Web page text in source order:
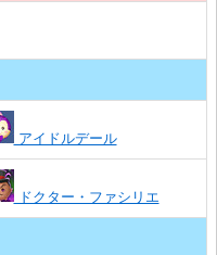
アイドルデール
ドクター・ファシリエ